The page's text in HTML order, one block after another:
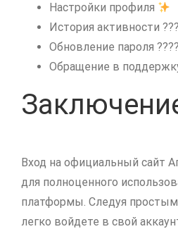
Настройки профиля
История активности
Обновление пароля ????
Обращение в
Вход на официальный сайт
для полноценного
платформы. Следуя
легко войдете в свой